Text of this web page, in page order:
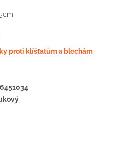
proti klíšťatům a blechám